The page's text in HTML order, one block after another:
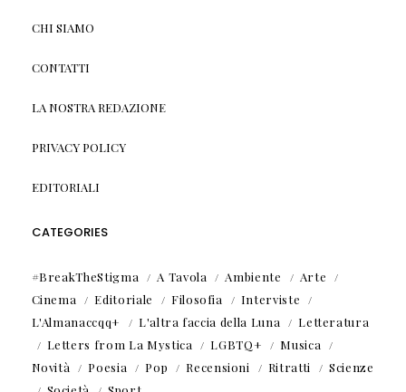
CHI SIAMO
CONTATTI
LA NOSTRA REDAZIONE
PRIVACY POLICY
EDITORIALI
CATEGORIES
#BreakTheStigma A Tavola Ambiente
Arte
Cinema
Editoriale Filosofia
Interviste
L'Almanaccqq+
L'altra faccia della Luna
Letteratura
Letters from La Mystica
LGBTQ+
Musica
Novità
Poesia Pop Recensioni Ritratti
Scienze